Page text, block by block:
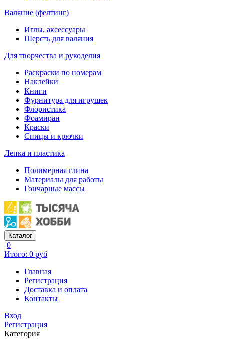
Валяние (фелтинг)
Иглы, аксессуары
Шерсть для валяния
Для творчества и рукоделия
Раскраски по номерам
Наклейки
Книги
Фурнитура для игрушек
Флористика
Фоамиран
Краски
Спицы и крючки
Лепка и пластика
Полимерная глина
Материалы для работы
Гончарные массы
Каталог
0
Итого: 0 руб
Главная
Регистрация
Доставка и оплата
Контакты
Вход
Регистрация
Категория